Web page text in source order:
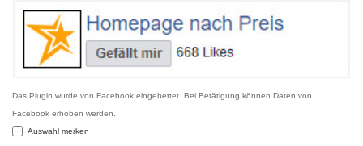
Das Plugin wurde von Facebook eingebettet. Bei Betätigung können Daten von
Facebook erhoben werden.
Auswahl merken